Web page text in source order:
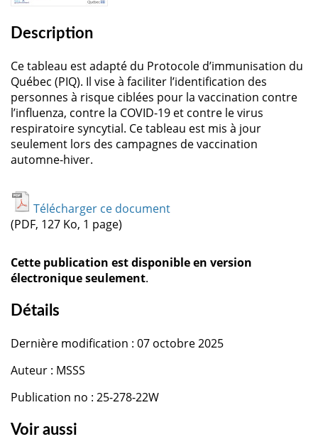
Description
Ce tableau est adapté du Protocole d’immunisation du
Québec (PIQ). Il vise à faciliter l’identification des
personnes à risque ciblées pour la vaccination contre
l’influenza, contre la COVID-19 et contre le virus
respiratoire syncytial. Ce tableau est mis à jour
seulement lors des campagnes de vaccination
automne-hiver.
Télécharger ce document
(PDF, 127 Ko, 1 page)
Cette publication est disponible en version
électronique seulement.
Détails
Dernière modification : 07 octobre 2025
Auteur : MSSS
Publication no : 25-278-22W
Voir aussi